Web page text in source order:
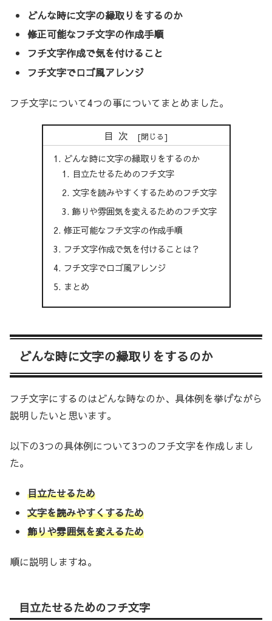
どんな時に文字の縁取りをするのか
修正可能なフチ文字の作成手順
フチ文字作成で気を付けること
フチ文字でロゴ風アレンジ
フチ文字について4つの事についてまとめました。
目次
どんな時に文字の縁取りをするのか
目立たせるためのフチ文字
文字を読みやすくするためのフチ文字
飾りや雰囲気を変えるためのフチ文字
修正可能なフチ文字の作成手順
フチ文字作成で気を付けることは？
フチ文字でロゴ風アレンジ
まとめ
どんな時に文字の縁取りをするのか
フチ文字にするのはどんな時なのか、具体例を挙げながら
説明したいと思います。
以下の3つの具体例について3つのフチ文字を作成しまし
た。
目立たせるため
文字を読みやすくするため
飾りや雰囲気を変えるため
順に説明しますね。
目立たせるためのフチ文字